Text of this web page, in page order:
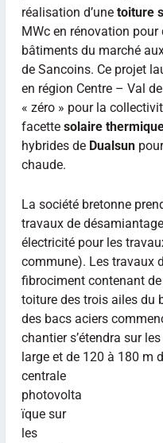
réalisation d’une toiture
MWc en rénovation
bâtiments du marché
de Sancoins. Ce projet
en région Centre – Val
« zéro » pour la
facette solaire
hybrides de Dualsun
chaude.
La société bretonne
travaux de
électricité pour les
commune). Les travaux
fibrociment contenant
toiture des trois ailes du
des bacs aciers
chantier s’étendra sur
large et de 120 à 180 m
centrale
photovolta
ïque sur
les